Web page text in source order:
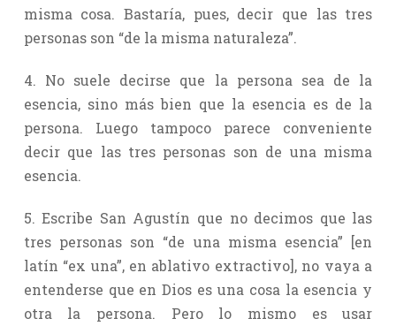
misma cosa. Bastaría, pues, decir que las tres
personas son “de la misma naturaleza”.
4. No suele decirse que la persona sea de la
esencia, sino más bien que la esencia es de la
persona. Luego tampoco parece conveniente
decir que las tres personas son de una misma
esencia.
5. Escribe San Agustín que no decimos que las
tres personas son “de una misma esencia” [en
latín “ex una”, en ablativo extractivo], no vaya a
entenderse que en Dios es una cosa la esencia y
otra la persona. Pero lo mismo es usar